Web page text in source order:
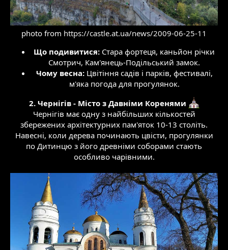
photo from https://castle.at.ua/news/2009-06-25-11
Що подивитися: Стара фортеця, каньйон річки
Смотрич, Кам'янець-Подільський замок.​
Чому весна:Цвітіння садів і парків, фестивалі,
м'яка погода для прогулянок.​
2. Чернігів - Місто з Давніми Коренями
Чернігів має одну з найбільших кількостей
збережених архітектурних пам'яток 10-13 століть.
Навесні, коли дерева починають цвісти, прогулянки
по Дитинцю з його древніми соборами стають
особливо чарівними.